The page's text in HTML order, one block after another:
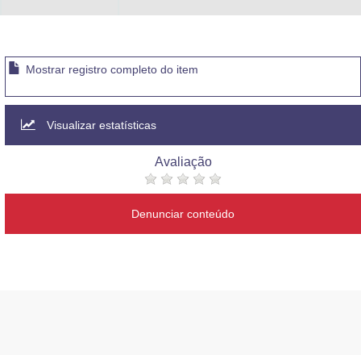
Mostrar registro completo do item
Visualizar estatísticas
Avaliação
Denunciar conteúdo